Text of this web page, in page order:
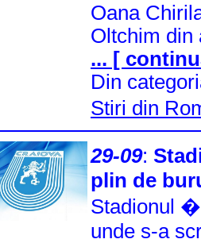
Oana
Oltchim din
... [
Din
Stiri din
29-09:
plin de
Stadionul
unde s-a